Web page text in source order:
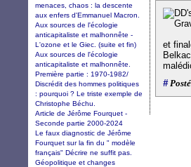
et
#
menaces, chaos : la descente
aux enfers d'Emmanuel Macron.
Aux sources de l'écologie
anticapitaliste et malhonnête -
L'ozone et le Giec. (suite et fin)
Aux sources de l'écologie
anticapitaliste et malhonnête.
Première partie : 1970-1982/
Discrédit des hommes politiques
: pourquoi ? Le triste exemple de
Christophe Béchu.
Article de Jérôme Fourquet -
Seconde partie 2000-2024
Le faux diagnostic de Jérôme
Fourquet sur la fin du " modèle
français" Décrire ne suffit pas.
Géopolitique et changes